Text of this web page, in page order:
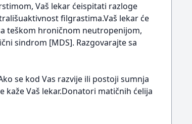
Vaš lekar ćeispitati razloge
filgrastima.Vaš lekar će
teškom hroničnom neutropenijom,
sindrom [MDS]. Razgovarajte sa
se kod Vas razvije ili postoji sumnja
Vaš lekar.Donatori matičnih ćelija